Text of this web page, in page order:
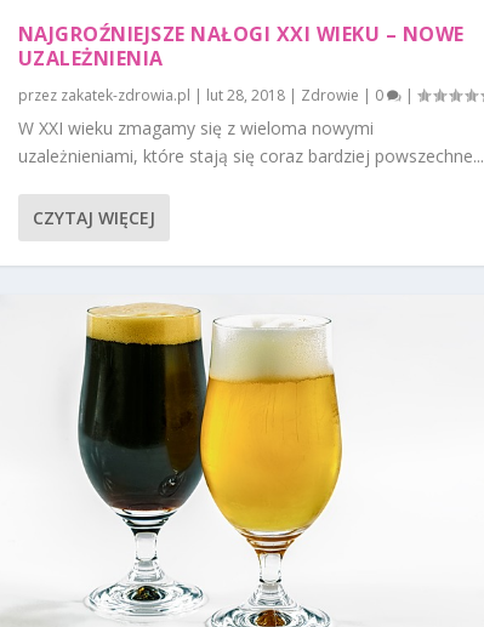
NAJGROŹNIEJSZE NAŁOGI XXI WIEKU – NOWE
UZALEŻNIENIA
przez zakatek-zdrowia.pl | lut 28, 2018| Zdrowie | 0 |
W XXI wieku zmagamy się z wieloma nowymi
uzależnieniami, które stają się coraz bardziej powszechne...
CZYTAJ WIĘCEJ